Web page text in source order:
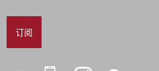
订阅